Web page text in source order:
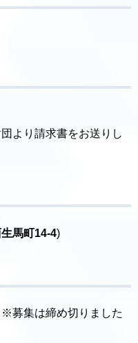
より請求書をお送りし
馬町14-4)
募集は締め切りました